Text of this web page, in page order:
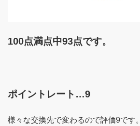
100点満点中93点です。
ポイントレート…9
様々な交換先で変わるので評価9です。